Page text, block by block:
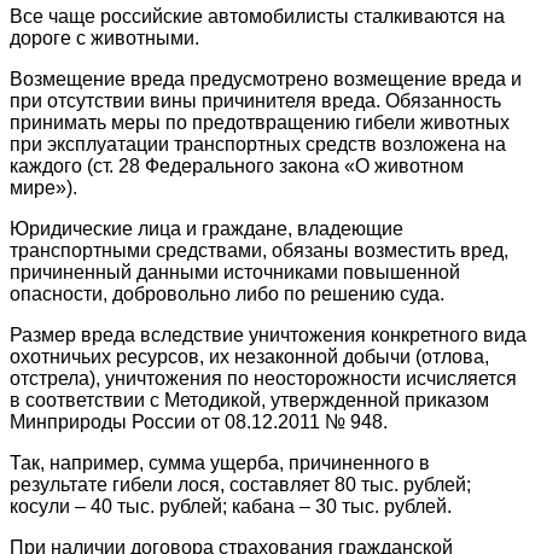
Все чаще российские автомобилисты сталкиваются на
дороге с животными.
Возмещение вреда предусмотрено возмещение вреда и
при отсутствии вины причинителя вреда. Обязанность
принимать меры по предотвращению гибели животных
при эксплуатации транспортных средств возложена на
каждого (ст. 28 Федерального закона «О животном
мире»).
Юридические лица и граждане, владеющие
транспортными средствами, обязаны возместить вред,
причиненный данными источниками повышенной
опасности, добровольно либо по решению суда.
Размер вреда вследствие уничтожения конкретного вида
охотничьих ресурсов, их незаконной добычи (отлова,
отстрела), уничтожения по неосторожности исчисляется
в соответствии с Методикой, утвержденной приказом
Минприроды России от 08.12.2011 № 948.
Так, например, сумма ущерба, причиненного в
результате гибели лося, составляет 80 тыс. рублей;
косули – 40 тыс. рублей; кабана – 30 тыс. рублей.
При наличии договора страхования гражданской